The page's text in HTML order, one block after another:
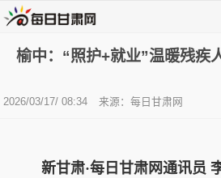
榆中：“照护+就业”温暖残疾
2026/03/17/ 08:34 来源：每日甘肃网
新甘肃·每日甘肃网通讯员